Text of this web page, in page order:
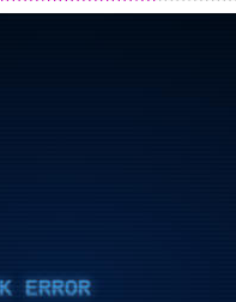
ERROR